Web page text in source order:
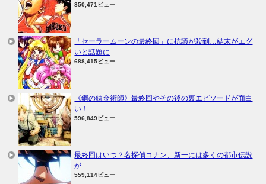
850,471ビュー
「セーラームーンの最終回」に抗議が殺到…結末がエグ
いと話題に
688,415ビュー
《鋼の錬金術師》最終回やその後の裏エピソードが面白
い！
596,849ビュー
最終回はいつ？名探偵コナン、新一には多くの都市伝説
が
559,114ビュー